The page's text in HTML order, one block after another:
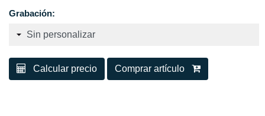
Grabación:
Calcular precio Comprar artículo